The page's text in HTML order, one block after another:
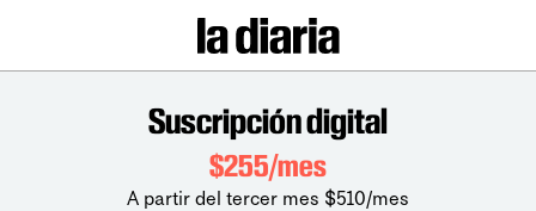
Suscripción digital
$255/mes
A partir del tercer mes $510/mes